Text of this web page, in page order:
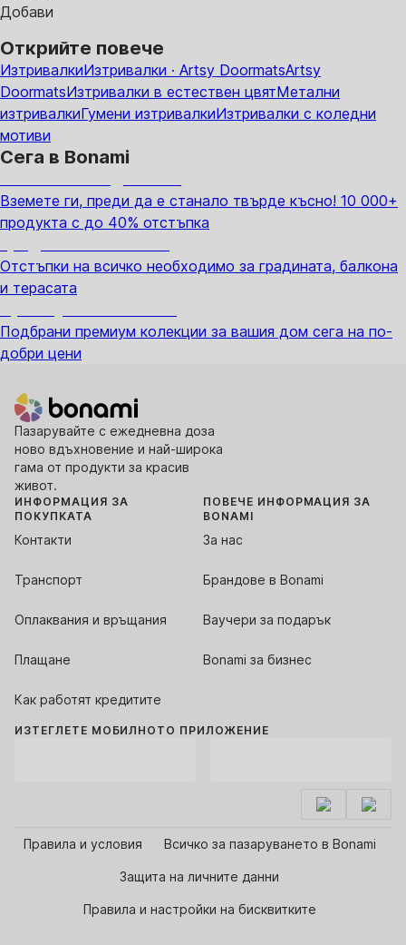
Добави
Открийте повече
ИзтривалкиИзтривалки · Artsy DoormatsArtsy
DoormatsИзтривалки в естествен цвятМетални
изтривалкиГумени изтривалкиИзтривалки с коледни
мотиви
Сега в Bonami
Вземете ги, преди да е станало твърде късно! 10 000+
продукта с до 40% отстъпка
Отстъпки на всичко необходимо за градината, балкона
и терасата
Подбрани премиум колекции за вашия дом сега на по-
добри цени
Пазарувайте с ежедневна доза
ново вдъхновение и най-широка
гама от продукти за красив
живот.
ИНФОРМАЦИЯ ЗА
ПОКУПКАТА
Контакти
Транспорт
Оплаквания и връщания
Плащане
Как работят кредитите
ПОВЕЧЕ ИНФОРМАЦИЯ ЗА
BONAMI
За нас
Брандове в Bonami
Ваучери за подарък
Bonami за бизнес
ИЗТЕГЛЕТЕ МОБИЛНОТО ПРИЛОЖЕНИЕ
Правила и условия Всичко за пазаруването в Bonami
Защита на личните данни
Правила и настройки на бисквитките